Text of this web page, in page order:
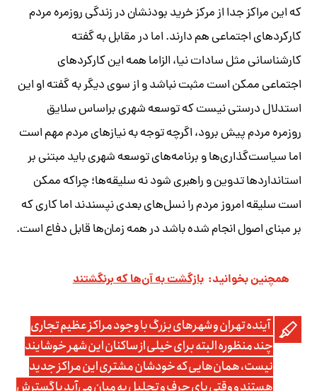
که این مراکز جدا از مرکز خرید بودنشان در زندگی روزمره مردم
کارکردهای اجتماعی هم دارند. اما در مقابل به گفته
کارشناسانی مثل سادات نیا، الزاما همه این کارکردهای
اجتماعی ممکن است مثبت نباشد و از سوی دیگر به گفته او این
استدلال درستی نیست که توسعه شهری براساس سلایق
روزمره مردم پیش برود، اگرچه توجه به نیازهای مردم مهم است
اما سیاست‌گذاری‌ها و برنامه‌های توسعه شهری باید مبتنی بر
استانداردها تدوین و راهبری شود نه سلیقه‌ها؛ چراکه ممکن
است سلیقه امروز مردم را نسل‌های بعدی نپسندند اما کاری که
بر مبنای اصول انجام شده باشد در همه زمان‌ها قابل دفاع است.
همچنین بخوانید: بازگشت به آن‌ها که برنگشتند‌‌‌‌‌‌‌‌‌‌‌‌‌
آینده تهران و شهرهای بزرگ با وجود مراکز عظیم تجاری
چند منظوره البته برای خیلی از ساکنان این شهر خوشایند
نیست، همان‌هایی که خودشان مشتری این مراکز جدید